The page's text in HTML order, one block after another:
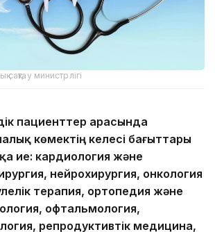
министрлігі
пациенттер арасында
көмектің келесі бағыттары
ие: кардиология және
нейрохирургия, онкология
терапия, ортопедия және
офтальмология,
репродуктивтік медицина,